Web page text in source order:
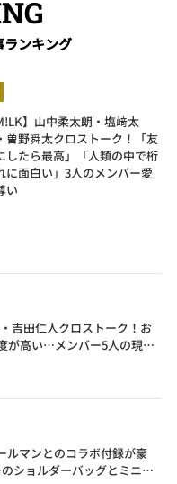
ランキング
】山中柔太朗・塩﨑太
曽野舜太クロストーク！「友
したら最高」「人類の中で桁
に面白い」3人のメンバー愛
い
吉田仁人クロストーク！お
が高い…メンバー5人の現在
ルマンとのコラボ付録が豪
ショルダーバッグとミニリ